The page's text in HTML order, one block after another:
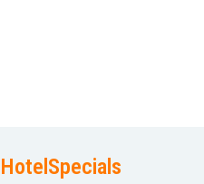
HotelSpecials